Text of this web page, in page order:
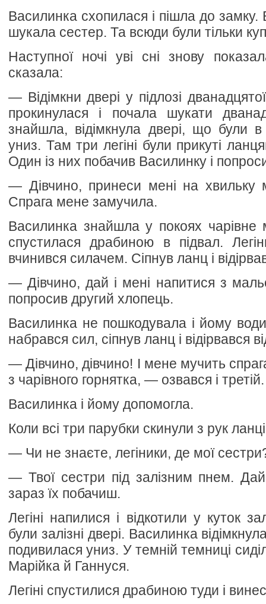
Василинка схопилася і пішла до замку.
шукала сестер. Та всюди були тільки
Наступної ночі уві сні знову
сказала:
— Відімкни двері у підлозі
прокинулася і почала шукати
знайшла, відімкнула двері, що були в
униз. Там три легіні були прикуті
Один із них побачив Василинку і
— Дівчино, принеси мені на хвильку
Спрага мене замучила.
Василинка знайшла у покоях чарівне
спустилася драбиною в підвал.
вчинився силачем. Сіпнув ланц і
— Дівчино, дай і мені напитися з
попросив другий хлопець.
Василинка не пошкодувала і йому
набрався сил, сіпнув ланц і відірвався
— Дівчино, дівчино! І мене мучить
з чарівного горнятка, — озвався і третій.
Василинка і йому допомогла.
Коли всі три парубки скинули з рук
— Чи не знаєте, легіники, де мої
— Твої сестри під залізним пнем.
зараз їх побачиш.
Легіні напилися і відкотили у куток
були залізні двері. Василинка
подивилася униз. У темній темниці
Марійка й Ганнуся.
Легіні спустилися драбиною туди і